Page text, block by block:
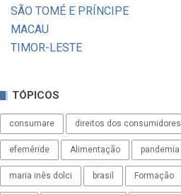
SÃO TOMÉ E PRÍNCIPE
MACAU
TIMOR-LESTE
TÓPICOS
consumare direitos dos consumidores
efeméride Alimentação pandemia
maria inês dolci brasil Formação